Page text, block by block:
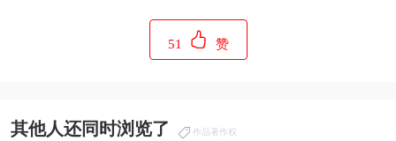
51 赞
其他人还同时浏览了 作品著作权